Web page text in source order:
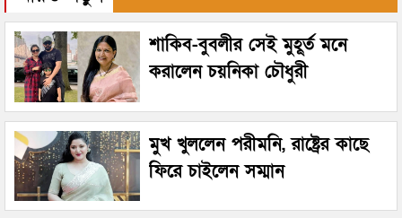
শাকিব-বুবলীর সেই মুহূর্ত মনে
করালেন চয়নিকা চৌধুরী
মুখ খুললেন পরীমনি, রাষ্ট্রের কাছে
ফিরে চাইলেন সম্মান